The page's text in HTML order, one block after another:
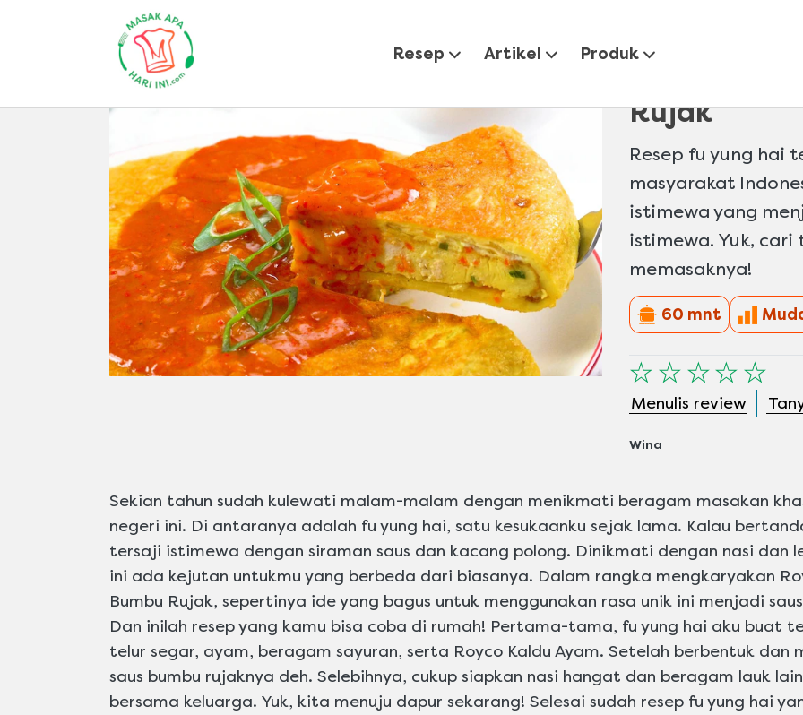
Resep Artikel Produk
Beranda
Rujak
Resep fu yung hai
masyarakat
istimewa yang
istimewa. Yuk,
memasaknya!
60 mnt
Tidak
ada
peringkat
dikirimkan
Menulis review
Wina
Sekian tahun sudah kulewati malam-malam dengan menikmati beragam masakan
negeri ini. Di antaranya adalah fu yung hai, satu kesukaanku sejak lama. Kalau
tersaji istimewa dengan siraman saus dan kacang polong. Dinikmati dengan nasi dan
ini ada kejutan untukmu yang berbeda dari biasanya. Dalam rangka mengkaryakan
Bumbu Rujak, sepertinya ide yang bagus untuk menggunakan rasa unik ini menjadi
Dan inilah resep yang kamu bisa coba di rumah! Pertama-tama, fu yung hai aku buat
telur segar, ayam, beragam sayuran, serta Royco Kaldu Ayam. Setelah berbentuk dan
saus bumbu rujaknya deh. Selebihnya, cukup siapkan nasi hangat dan beragam lauk
bersama keluarga. Yuk, kita menuju dapur sekarang! Selesai sudah resep fu yung hai